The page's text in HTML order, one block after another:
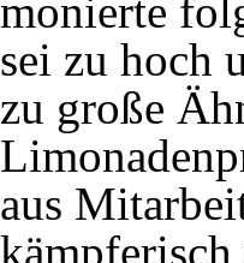
monierte
sei zu hoch
zu große
aus